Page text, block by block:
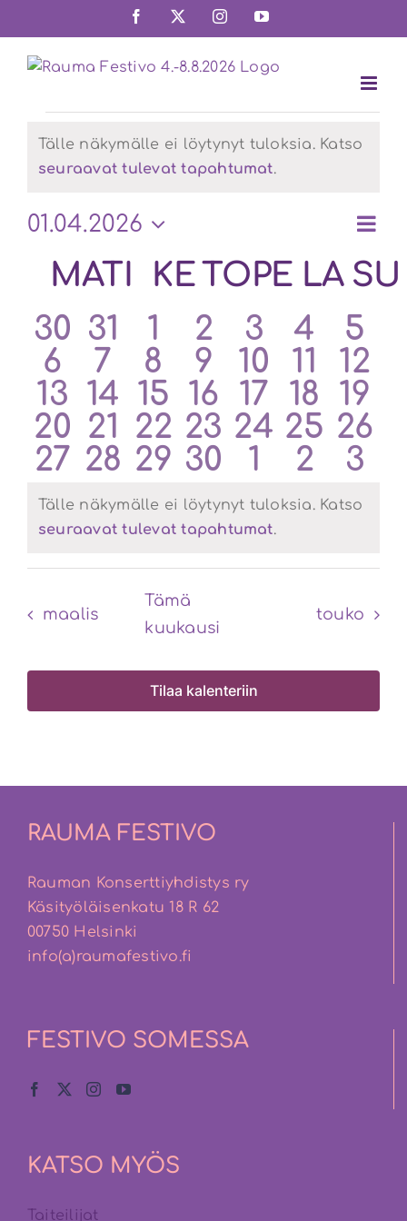
to
content
Facebook InstagramYouTube
Tapahtumat
Notice
Tälle näkymälle ei löytynyt tuloksia. Katso
seuraavat tulevat tapahtumat.
01.04.2026
päivä.
Kalenteri
/
Tapahtumat
MAMAANANTAI
TI TIISTAI
KEKESKIVIIKKO
TOTORSTAI
PE LA SU
0
tapahtumat
30 0
tapahtumat
31
0
tapahtumat
1
0
tapahtumat
2
0
3
0
4
0
5
0
tapahtumat
6
0
tapahtumat
7
0
tapahtumat
8
0
tapahtumat
9
0
10
0
11
0
12
0
tapahtumat
13 0
tapahtumat
14 0
tapahtumat
15 0
tapahtumat
16 0
17 0
18 0
19
0
tapahtumat
20 0
tapahtumat
21 0
tapahtumat
22 0
tapahtumat
23 0
24 0
25 0
26
0
tapahtumat
27 0
tapahtumat
28 0
tapahtumat
29 0
tapahtumat
30
0
1
0
2
0
3
Notice
Tälle näkymälle ei löytynyt tuloksia. Katso
seuraavat tulevat tapahtumat.
maalis
Tämä
kuukausi
touko
Tilaa kalenteriin
RAUMA FESTIVO
Rauman Konserttiyhdistys ry
Käsityöläisenkatu 18 R 62
00750 Helsinki
info(a)raumafestivo.fi
FESTIVO SOMESSA
KATSO MYÖS
Taiteilijat